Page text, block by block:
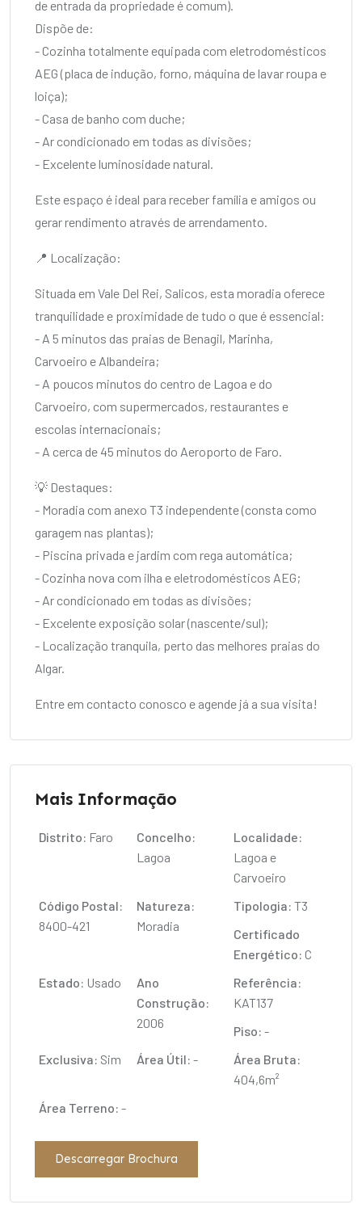
de entrada da propriedade é comum).
Dispõe de:
- Cozinha totalmente equipada com eletrodomésticos
AEG (placa de indução, forno, máquina de lavar roupa e
loiça);
- Casa de banho com duche;
- Ar condicionado em todas as divisões;
- Excelente luminosidade natural.
Este espaço é ideal para receber família e amigos ou
gerar rendimento através de arrendamento.
📍 Localização:
Situada em Vale Del Rei, Salicos, esta moradia oferece
tranquilidade e proximidade de tudo o que é essencial:
- A 5 minutos das praias de Benagil, Marinha,
Carvoeiro e Albandeira;
- A poucos minutos do centro de Lagoa e do
Carvoeiro, com supermercados, restaurantes e
escolas internacionais;
- A cerca de 45 minutos do Aeroporto de Faro.
💡 Destaques:
- Moradia com anexo T3 independente (consta como
garagem nas plantas);
- Piscina privada e jardim com rega automática;
- Cozinha nova com ilha e eletrodomésticos AEG;
- Ar condicionado em todas as divisões;
- Excelente exposição solar (nascente/sul);
- Localização tranquila, perto das melhores praias do
Algar.
Entre em contacto conosco e agende já a sua visita!
Mais Informação
Distrito: Faro
Concelho:
Lagoa
Localidade:
Lagoa e
Carvoeiro
Código Postal:
8400-421
Natureza:
Moradia
Tipologia: T3
Certificado
Energético: C
Estado: Usado
Ano
Construção:
2006
Referência:
KAT137
Piso: -
Exclusiva: Sim Área Útil: -
Área Bruta:
404,6m²
Área Terreno: -
Descarregar Brochura